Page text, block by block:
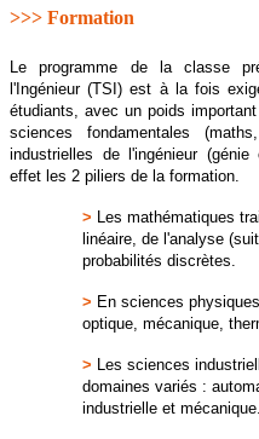
>>> Formation
Le programme de la classe
l'Ingénieur (TSI) est à la fois
étudiants, avec un poids
sciences fondamentales
industrielles de l'ingénieur
effet les 2 piliers de la formation.
> Les mathématiques
linéaire, de l'analyse
probabilités discrètes.
> En sciences
optique, mécanique,
> Les sciences
domaines variés :
industrielle et mécanique.